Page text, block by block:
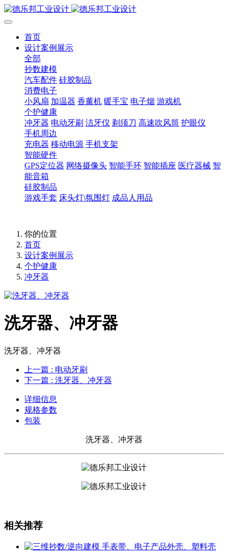
首页
设计案例展示
全部
抄数建模
汽车配件 硅胶制品
消费电子
小风扇 加温器 香薰机 暖手宝 电子烟 游戏机
个护健康
冲牙器 电动牙刷 洁牙仪 剃须刀 高速吹风筒 护眼仪
手机周边
充电器 移动电源 手机支架
智能硬件
GPS定位器 网络摄像头 智能手环 智能插座 医疗器械 智
能音箱
硅胶制品
游戏手套 床头灯\氛围灯 成品人用品
你的位置
首页
设计案例展示
个护健康
冲牙器
洗牙器、冲牙器
洗牙器、冲牙器
上一篇 : 电动牙刷
下一篇 : 洗牙器、冲牙器
详细信息
规格参数
包装
洗牙器、冲牙器
相关推荐